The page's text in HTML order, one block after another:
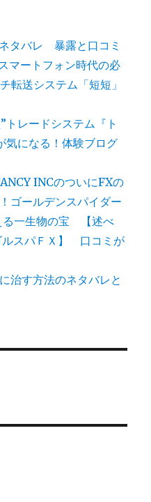
タバレ 暴露と口コミ
マートフォン時代の必
転送システム「短短」
トレードシステム『ト
気になる！体験ブログ
INCのついにFXの
ゴールデンスパイダー
一生物の宝 【述べ
ルスパＦＸ】 口コミが
治す方法のネタバレと